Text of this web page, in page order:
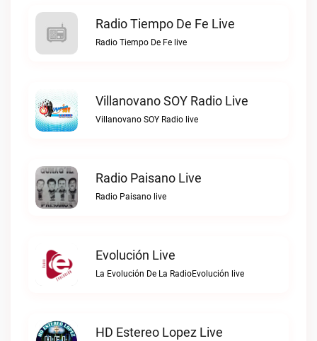
Radio Tiempo De Fe Live
Radio Tiempo De Fe live
Villanovano SOY Radio Live
Villanovano SOY Radio live
Radio Paisano Live
Radio Paisano live
Evolución Live
La Evolución De La RadioEvolución live
HD Estereo Lopez Live